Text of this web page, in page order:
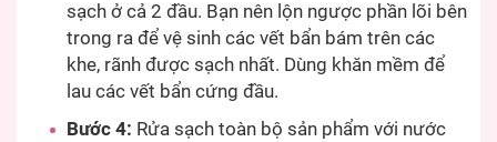
sạch ở cả 2 đầu. Bạn nên lộn ngược phần lõi bên
trong ra để vệ sinh các vết bẩn bám trên các
khe, rãnh được sạch nhất. Dùng khăn mềm để
lau các vết bẩn cứng đầu.
Bước 4: Rửa sạch toàn bộ sản phẩm với nước